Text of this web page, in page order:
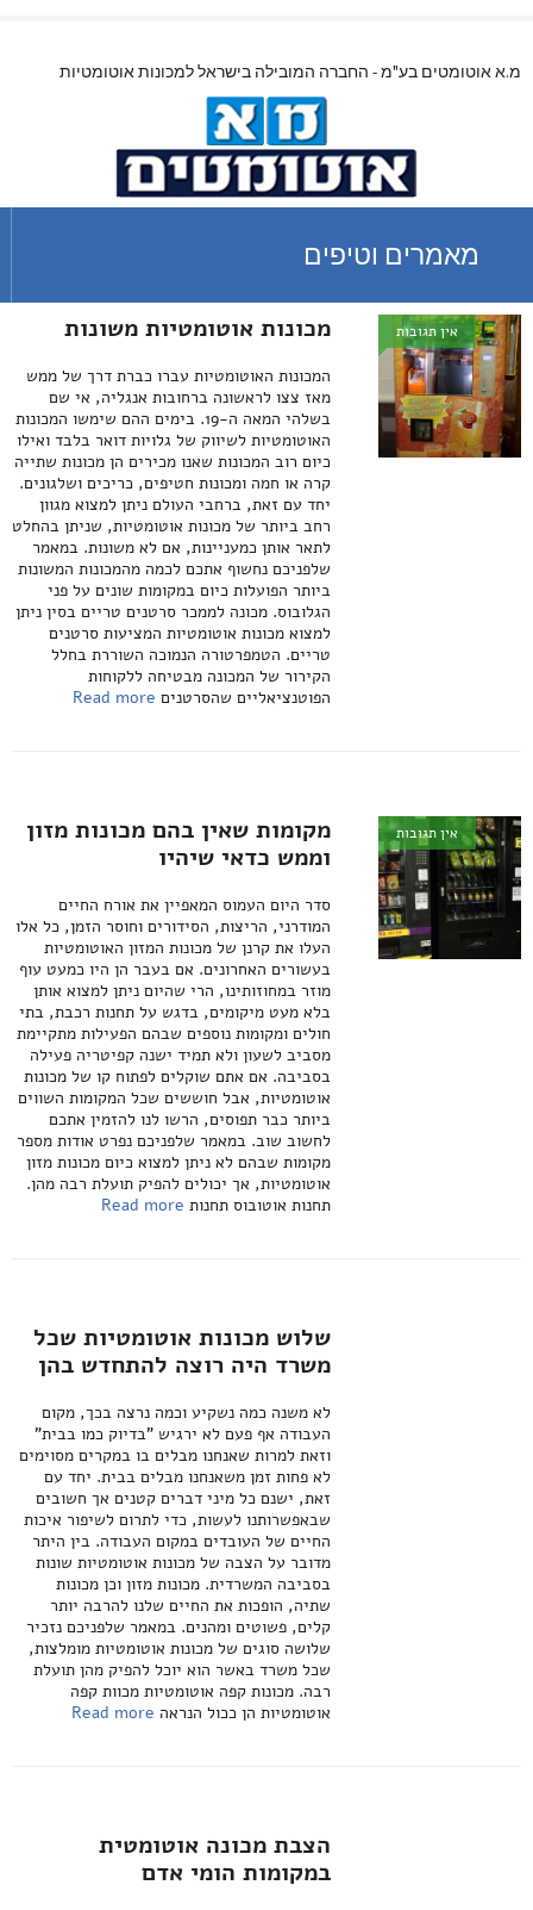
מ.א אוטומטים בע"מ - החברה המובילה בישראל למכונות אוטומטיות
מאמרים וטיפים
אין תגובות מכונות אוטומטיות משונות
המכונות האוטומטיות עברו כברת דרך של ממש
מאז צצו לראשונה ברחובות אנגליה, אי שם
בשלהי המאה ה-19. בימים ההם שימשו המכונות
האוטומטיות לשיווק של גלויות דואר בלבד ואילו
כיום רוב המכונות שאנו מכירים הן מכונות שתייה
קרה או חמה ומכונות חטיפים, כריכים ושלגונים.
יחד עם זאת, ברחבי העולם ניתן למצוא מגוון
רחב ביותר של מכונות אוטומטיות, שניתן בהחלט
לתאר אותן כמעניינות, אם לא משונות. במאמר
שלפניכם נחשוף אתכם לכמה מהמכונות המשונות
ביותר הפועלות כיום במקומות שונים על פני
הגלובוס. מכונה לממכר סרטנים טריים בסין ניתן
למצוא מכונות אוטומטיות המציעות סרטנים
טריים. הטמפרטורה הנמוכה השוררת בחלל
הקירור של המכונה מבטיחה ללקוחות
הפוטנציאליים שהסרטנים
אין תגובות
מקומות שאין בהם מכונות מזון
וממש כדאי שיהיו
סדר היום העמוס המאפיין את אורח החיים
המודרני, הריצות, הסידורים וחוסר הזמן, כל אלו
העלו את קרנן של מכונות המזון האוטומטיות
בעשורים האחרונים. אם בעבר הן היו כמעט עוף
מוזר במחוזותינו, הרי שהיום ניתן למצוא אותן
בלא מעט מיקומים, בדגש על תחנות רכבת, בתי
חולים ומקומות נוספים שבהם הפעילות מתקיימת
מסביב לשעון ולא תמיד ישנה קפיטריה פעילה
בסביבה. אם אתם שוקלים לפתוח קו של מכונות
אוטומטיות, אבל חוששים שכל המקומות השווים
ביותר כבר תפוסים, הרשו לנו להזמין אתכם
לחשוב שוב. במאמר שלפניכם נפרט אודות מספר
מקומות שבהם לא ניתן למצוא כיום מכונות מזון
אוטומטיות, אך יכולים להפיק תועלת רבה מהן.
תחנות אוטובוס תחנות
שלוש מכונות אוטומטיות שכל
משרד היה רוצה להתחדש בהן
לא משנה כמה נשקיע וכמה נרצה בכך, מקום
העבודה אף פעם לא ירגיש "בדיוק כמו בבית"
וזאת למרות שאנחנו מבלים בו במקרים מסוימים
לא פחות זמן משאנחנו מבלים בבית. יחד עם
זאת, ישנם כל מיני דברים קטנים אך חשובים
שבאפשרותנו לעשות, כדי לתרום לשיפור איכות
החיים של העובדים במקום העבודה. בין היתר
מדובר על הצבה של מכונות אוטומטיות שונות
בסביבה המשרדית. מכונות מזון וכן מכונות
שתיה, הופכות את החיים שלנו להרבה יותר
קלים, פשוטים ומהנים. במאמר שלפניכם נזכיר
שלושה סוגים של מכונות אוטומטיות מומלצות,
שכל משרד באשר הוא יוכל להפיק מהן תועלת
רבה. מכונות קפה אוטומטיות מכוות קפה
אוטומטיות הן ככול הנראה
הצבת מכונה אוטומטית
במקומות הומי אדם